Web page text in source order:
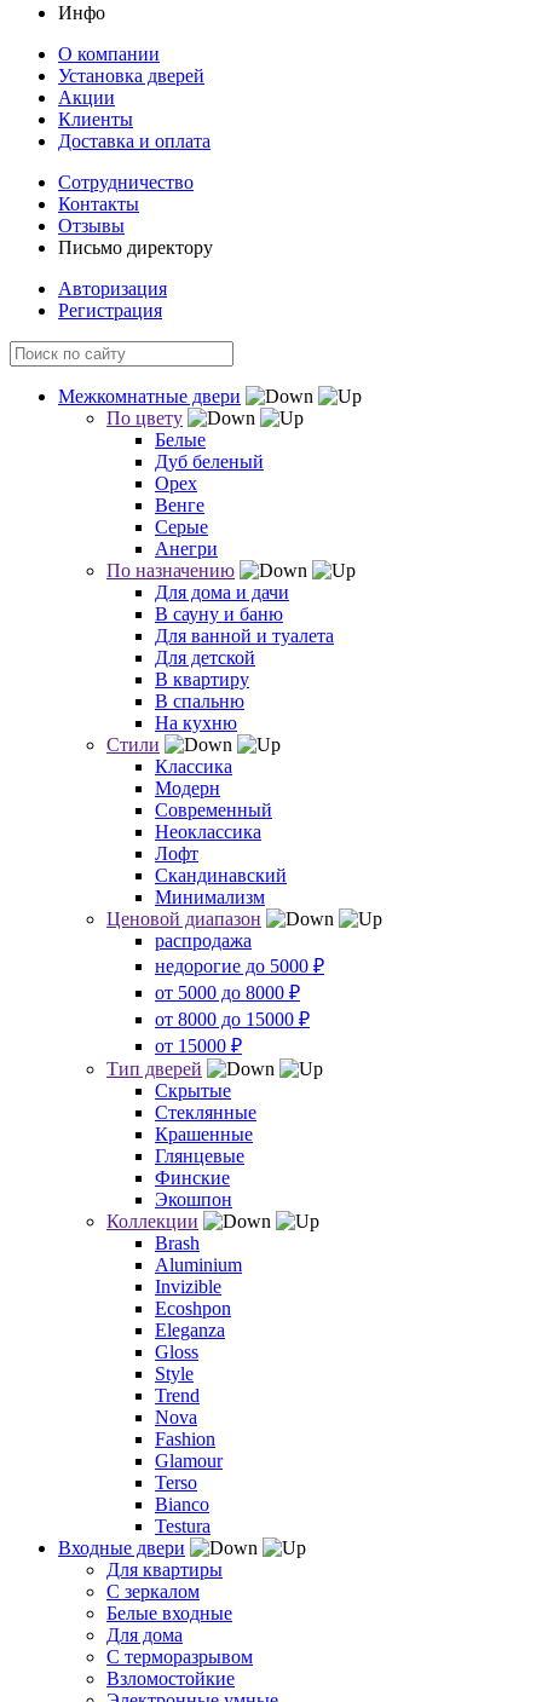
Инфо
О компании
Установка дверей
Акции
Клиенты
Доставка и оплата
Сотрудничество
Контакты
Отзывы
Письмо директору
Авторизация
Регистрация
Межкомнатные двери
По цвету
Белые
Дуб беленый
Орех
Венге
Серые
Анегри
По назначению
Для дома и дачи
В сауну и баню
Для ванной и туалета
Для детской
В квартиру
В спальню
На кухню
Стили
Классика
Модерн
Современный
Неоклассика
Лофт
Скандинавский
Минимализм
Ценовой диапазон
распродажа
недорогие до 5000 ₽
от 5000 до 8000 ₽
от 8000 до 15000 ₽
от 15000 ₽
Тип дверей
Скрытые
Стеклянные
Крашенные
Глянцевые
Финские
Экошпон
Коллекции
Brash
Aluminium
Invizible
Ecoshpon
Eleganza
Gloss
Style
Trend
Nova
Fashion
Glamour
Terso
Bianco
Testura
Входные двери
Для квартиры
С зеркалом
Белые входные
Для дома
С терморазрывом
Взломостойкие